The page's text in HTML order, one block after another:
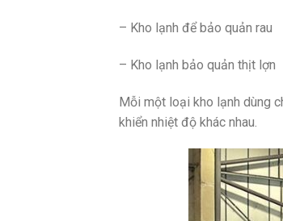
– Kho lạnh để bảo quản rau
– Kho lạnh bảo quản thịt lợn
Mỗi một loại kho lạnh dùng
khiển nhiệt độ khác nhau.